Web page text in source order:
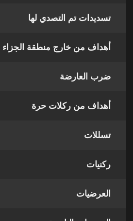
تسديدات تم التصدي لها
أهداف من خارج منطقة الجزاء
ضرب العارضة
أهداف من ركلات حرة
تسللات
ركنيات
العرضيات